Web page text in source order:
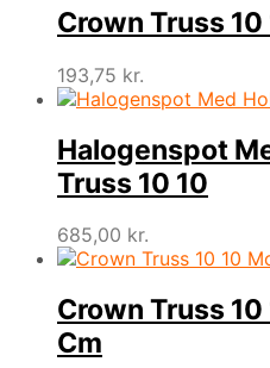
Crown Truss
193,75 kr.
Halogenspot
Truss 10 10
685,00 kr.
Crown Truss
Cm